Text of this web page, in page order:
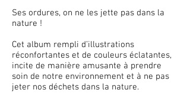
Ses ordures, on ne les jette pas dans la
nature !
Cet album rempli d’illustrations
réconfortantes et de couleurs éclatantes,
incite de manière amusante à prendre
soin de notre environnement et à ne pas
jeter nos déchets dans la nature.